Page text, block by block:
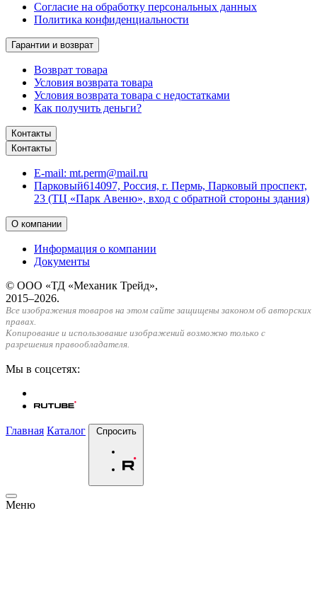
Согласие на обработку персональных данных
Политика конфиденциальности
Гарантии и возврат
Возврат товара
Условия возврата товара
Условия возврата товара с недостатками
Как получить деньги?
Контакты
Контакты
E-mail: mt.perm@mail.ru
Парковый614097, Россия, г. Пермь, Парковый проспект,
23 (ТЦ «Парк Авеню», вход с обратной стороны здания)
О компании
Информация о компании
Документы
© ООО «ТД «Механик Трейд»,
2015–2026.
Все изображения товаров на этом сайте защищены законом об авторских
правах.
Копирование и использование изображений возможно только с
разрешения правообладателя.
Мы в соцсетях:
Главная Каталог Спросить
Меню